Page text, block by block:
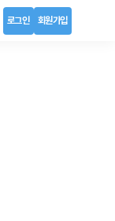
로그인 회원가입